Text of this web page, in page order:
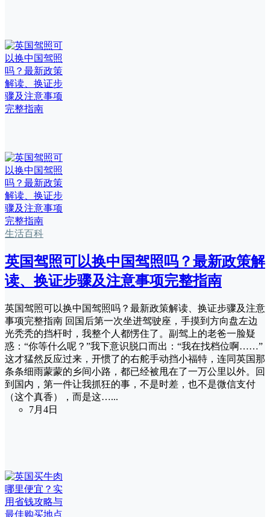
生活百科
英国驾照可以换中国驾照吗？最新政策解
读、换证步骤及注意事项完整指南
英国驾照可以换中国驾照吗？最新政策解读、换证步骤及注意
事项完整指南 回国后第一次坐进驾驶座，手摸到方向盘左边
光秃秃的挡杆时，我整个人都愣住了。副驾上的老爸一脸疑
惑：“你等什么呢？”我下意识脱口而出：“我在找档位啊……”
这才猛然反应过来，开惯了的右舵手动挡小福特，连同英国那
条条细雨蒙蒙的乡间小路，都已经被甩在了一万公里以外。回
到国内，第一件让我抓狂的事，不是时差，也不是微信支付
（这个真香），而是这…...
7月4日